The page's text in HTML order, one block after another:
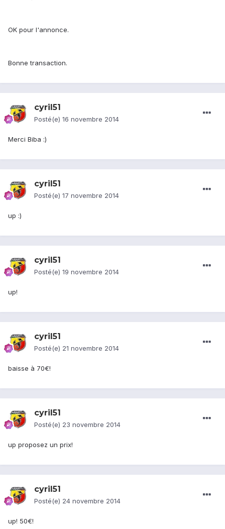
OK pour l'annonce.
Bonne transaction.
cyril51
Posté(e) 16 novembre 2014
Merci Biba :)
cyril51
Posté(e) 17 novembre 2014
up :)
cyril51
Posté(e) 19 novembre 2014
up!
cyril51
Posté(e) 21 novembre 2014
baisse à 70€!
cyril51
Posté(e) 23 novembre 2014
up proposez un prix!
cyril51
Posté(e) 24 novembre 2014
up! 50€!